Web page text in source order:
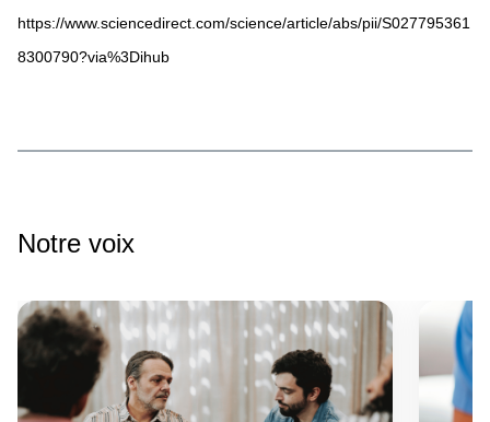
https://www.sciencedirect.com/science/article/abs/pii/S027795361
8300790?via%3Dihub
Notre voix